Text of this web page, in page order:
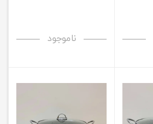
ناموجود